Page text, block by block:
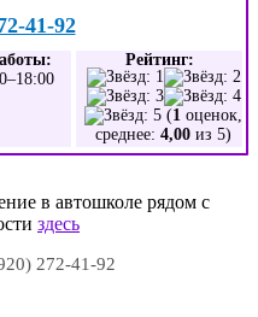
41-92
Рейтинг:
(1 оценок,
среднее: 4,00 из 5)
в автошколе рядом с
здесь
272-41-92